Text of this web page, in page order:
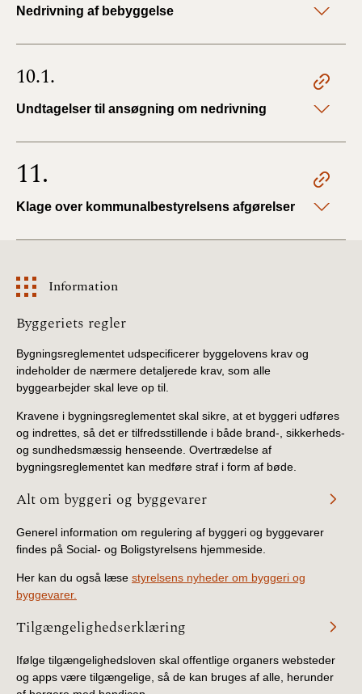
Nedrivning af bebyggelse
10.1.
Undtagelser til ansøgning om nedrivning
11.
Klage over kommunalbestyrelsens afgørelser
Information
Information
Byggeriets regler
Bygningsreglementet udspecificerer byggelovens krav og
indeholder de nærmere detaljerede krav, som alle
byggearbejder skal leve op til.
Kravene i bygningsreglementet skal sikre, at et byggeri udføres
og indrettes, så det er tilfredsstillende i både brand-, sikkerheds-
og sundhedsmæssig henseende. Overtrædelse af
bygningsreglementet kan medføre straf i form af bøde.
Alt om byggeri og byggevarer
Generel information om regulering af byggeri og byggevarer
findes på Social- og Boligstyrelsens hjemmeside.
Her kan du også læse styrelsens nyheder om byggeri og
byggevarer.
Tilgængelighedserklæring
Ifølge tilgængelighedsloven skal offentlige organers websteder
og apps være tilgængelige, så de kan bruges af alle, herunder